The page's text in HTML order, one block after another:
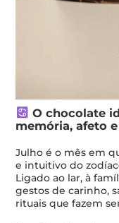
O chocolate
memória, afeto
Julho é o mês em
e intuitivo do
Ligado ao lar, à
gestos de carinho,
rituais que fazem